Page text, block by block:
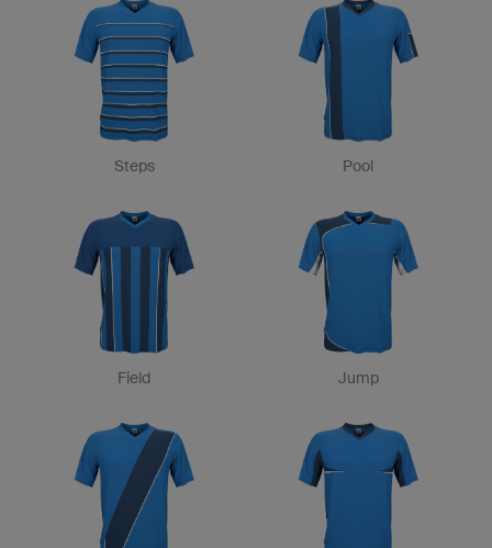
Steps Pool
Field Jump